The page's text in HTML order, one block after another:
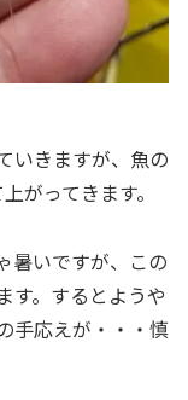
いきますが、魚の
がってきます。
暑いですが、この
す。するとようや
手応えが・・・慎